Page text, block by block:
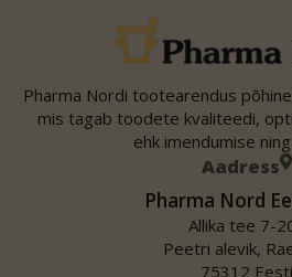
Pharma Nordi tootearendus
mis tagab toodete kvaliteedi,
ehk imendumise
Aadress
Pharma Nord
Allika tee 7-
Peetri alevik,
75312 Eesti